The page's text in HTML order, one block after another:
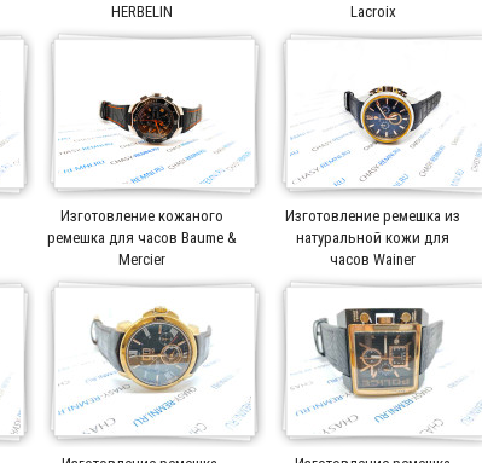
HERBELIN
Lacroix
Изготовление кожаного
ремешка для часов Baume &
Mercier
Изготовление ремешка из
натуральной кожи для
часов Wainer